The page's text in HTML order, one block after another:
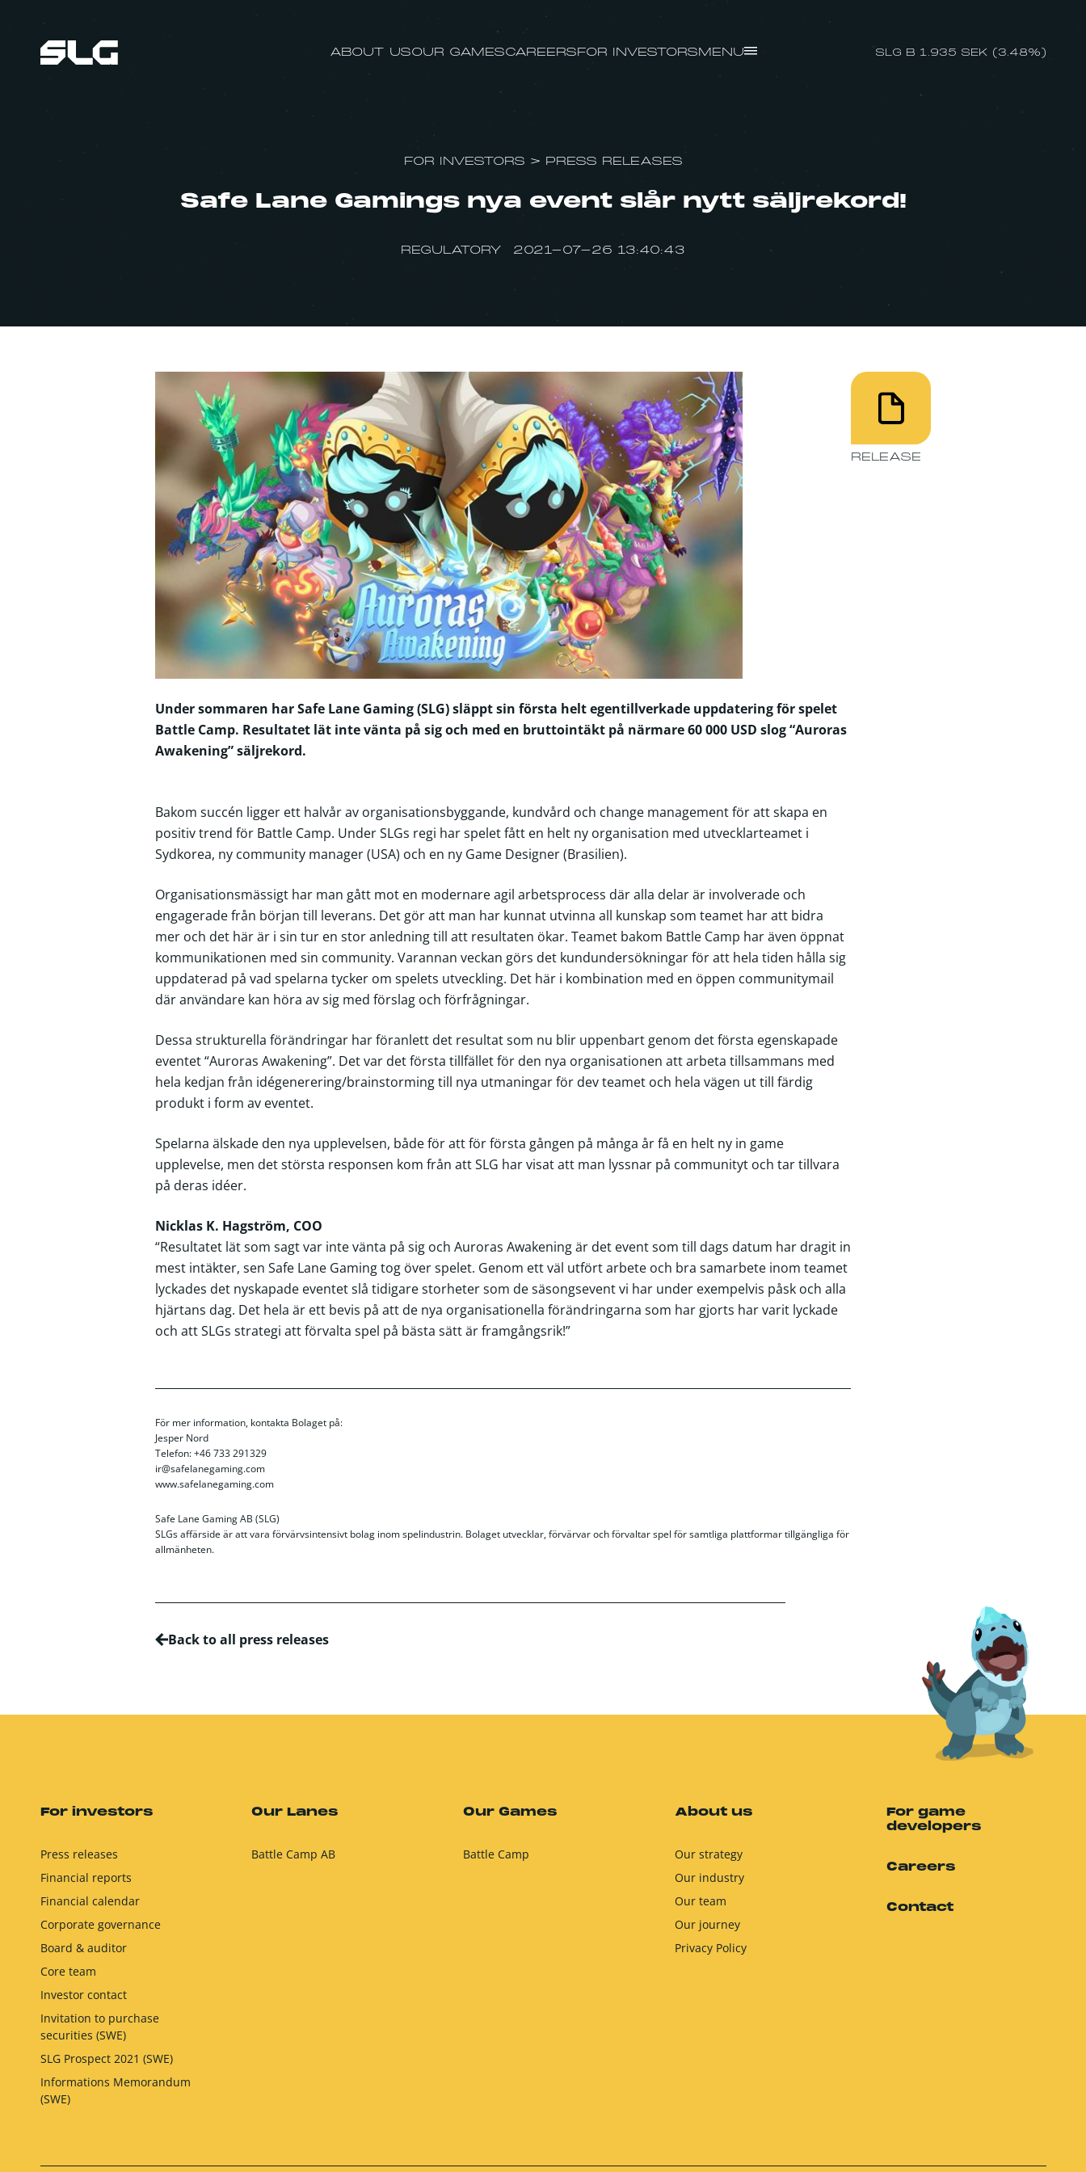
ABOUT USOUR GAMESCAREERSFOR INVESTORSMENU SLG B 1.935 SEK (3.48%)
FOR INVESTORS > PRESS RELEASES
Safe Lane Gamings nya event slår nytt säljrekord!
REGULATORY 2021-07-26 13:40:43
Under sommaren har Safe Lane Gaming (SLG) släppt sin första helt egentillverkade uppdatering för spelet
Battle Camp. Resultatet lät inte vänta på sig och med en bruttointäkt på närmare 60 000 USD slog “Auroras
Awakening” säljrekord.
Bakom succén ligger ett halvår av organisationsbyggande, kundvård och change management för att skapa en
positiv trend för Battle Camp. Under SLGs regi har spelet fått en helt ny organisation med utvecklarteamet i
Sydkorea, ny community manager (USA) och en ny Game Designer (Brasilien).
Organisationsmässigt har man gått mot en modernare agil arbetsprocess där alla delar är involverade och
engagerade från början till leverans. Det gör att man har kunnat utvinna all kunskap som teamet har att bidra
mer och det här är i sin tur en stor anledning till att resultaten ökar. Teamet bakom Battle Camp har även öppnat
kommunikationen med sin community. Varannan veckan görs det kundundersökningar för att hela tiden hålla sig
uppdaterad på vad spelarna tycker om spelets utveckling. Det här i kombination med en öppen communitymail
där användare kan höra av sig med förslag och förfrågningar.
Dessa strukturella förändringar har föranlett det resultat som nu blir uppenbart genom det första egenskapade
eventet “Auroras Awakening”. Det var det första tillfället för den nya organisationen att arbeta tillsammans med
hela kedjan från idégenerering/brainstorming till nya utmaningar för dev teamet och hela vägen ut till färdig
produkt i form av eventet.
Spelarna älskade den nya upplevelsen, både för att för första gången på många år få en helt ny in game
upplevelse, men det största responsen kom från att SLG har visat att man lyssnar på communityt och tar tillvara
på deras idéer.
Nicklas K. Hagström, COO
“Resultatet lät som sagt var inte vänta på sig och Auroras Awakening är det event som till dags datum har dragit in
mest intäkter, sen Safe Lane Gaming tog över spelet. Genom ett väl utfört arbete och bra samarbete inom teamet
lyckades det nyskapade eventet slå tidigare storheter som de säsongsevent vi har under exempelvis påsk och alla
hjärtans dag. Det hela är ett bevis på att de nya organisationella förändringarna som har gjorts har varit lyckade
och att SLGs strategi att förvalta spel på bästa sätt är framgångsrik!”
För mer information, kontakta Bolaget på:
Jesper Nord
Telefon: +46 733 291329
ir@safelanegaming.com
www.safelanegaming.com
Safe Lane Gaming AB (SLG)
SLGs affärside är att vara förvärvsintensivt bolag inom spelindustrin. Bolaget utvecklar, förvärvar och förvaltar spel för samtliga plattformar tillgängliga för
allmänheten.
RELEASE
Back to all press releases
For investors
Press releases
Financial reports
Financial calendar
Corporate governance
Board & auditor
Core team
Investor contact
Invitation to purchase
securities (SWE)
SLG Prospect 2021 (SWE)
Informations Memorandum
(SWE)
Our Lanes
Battle Camp AB
Our Games
Battle Camp
About us
Our strategy
Our industry
Our team
Our journey
Privacy Policy
For game
developers
Careers
Contact